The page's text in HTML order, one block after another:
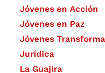
Jóvenes en Acción
Jóvenes en Paz
Jóvenes
Jurídica
La Guajira